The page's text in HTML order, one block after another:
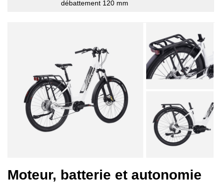
débattement 120 mm
Moteur, batterie et autonomie